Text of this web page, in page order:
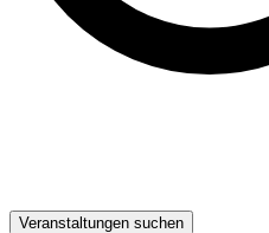
Veranstaltungen suchen